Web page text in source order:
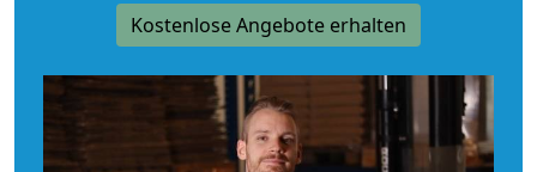
Kostenlose Angebote erhalten